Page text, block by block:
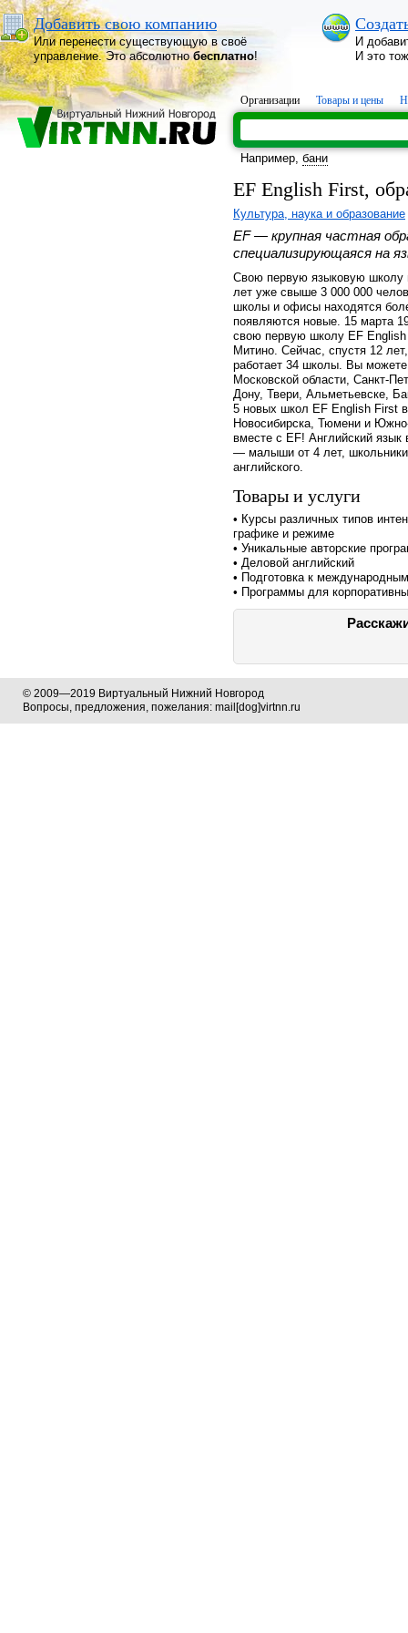
Добавить свою компанию
Или перенести существующую в своё
управление. Это абсолютнобесплатно!
И
И это
Организации Товары и цены
Например, бани
EF English First,
Культура, наука и образование
EF — крупная частная
специализирующаяся на
Свою первую языковую школу
лет уже свыше 3 000 000
школы и офисы находятся
появляются новые. 15 марта
свою первую школу EF
Митино. Сейчас, спустя 12
работает 34 школы. Вы
Московской области, Санкт-
Дону, Твери, Альметьевске,
5 новых школ EF English First
Новосибирска, Тюмени и
вместе с EF! Английский
— малыши от 4 лет,
английского.
Товары и услуги
• Курсы различных типов
графике и режиме
• Уникальные авторские
• Деловой английский
• Подготовка к
• Программы для
© 2009—2019 Виртуальный Нижний Новгород
Вопросы, предложения, пожелания: mail[dog]virtnn.ru